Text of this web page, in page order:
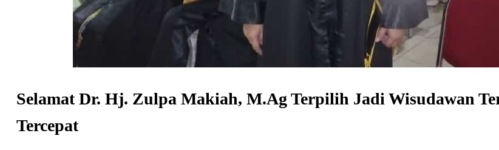
Selamat Dr. Hj. Zulpa Makiah, M.Ag Terpilih Jadi Wisudawan
Tercepat